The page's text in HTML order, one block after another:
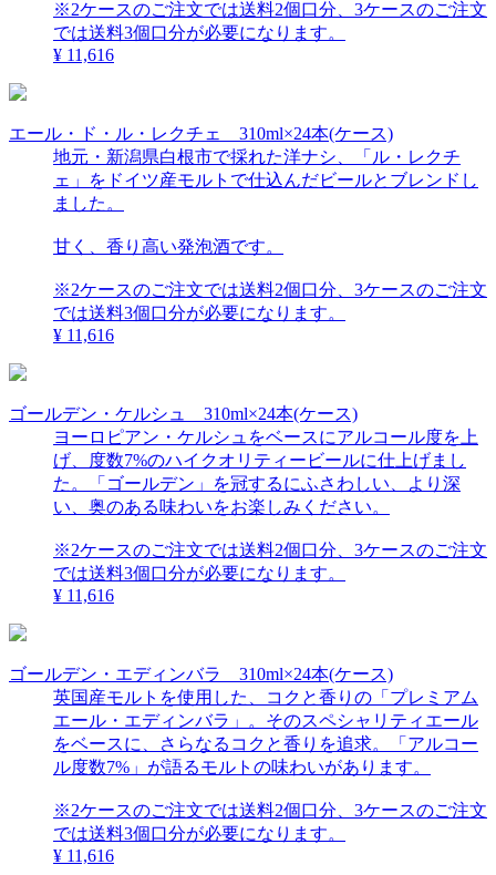
※2ケースのご注文では送料2個口分、3ケースのご注文
では送料3個口分が必要になります。
¥ 11,616
エール・ド・ル・レクチェ 310ml×24本(ケース)
地元・新潟県白根市で採れた洋ナシ、「ル・レクチ
ェ」をドイツ産モルトで仕込んだビールとブレンドし
ました。
甘く、香り高い発泡酒です。
※2ケースのご注文では送料2個口分、3ケースのご注文
では送料3個口分が必要になります。
¥ 11,616
ゴールデン・ケルシュ 310ml×24本(ケース)
ヨーロピアン・ケルシュをベースにアルコール度を上
げ、度数7%のハイクオリティービールに仕上げまし
た。「ゴールデン」を冠するにふさわしい、より深
い、奥のある味わいをお楽しみください。
※2ケースのご注文では送料2個口分、3ケースのご注文
では送料3個口分が必要になります。
¥ 11,616
ゴールデン・エディンバラ 310ml×24本(ケース)
英国産モルトを使用した、コクと香りの「プレミアム
エール・エディンバラ」。そのスペシャリティエール
をベースに、さらなるコクと香りを追求。「アルコー
ル度数7%」が語るモルトの味わいがあります。
※2ケースのご注文では送料2個口分、3ケースのご注文
では送料3個口分が必要になります。
¥ 11,616